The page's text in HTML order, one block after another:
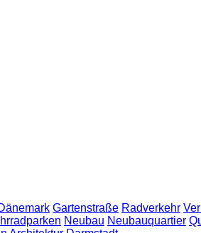
Gartenstraße Radverkehr
Neubau Neubauquartier